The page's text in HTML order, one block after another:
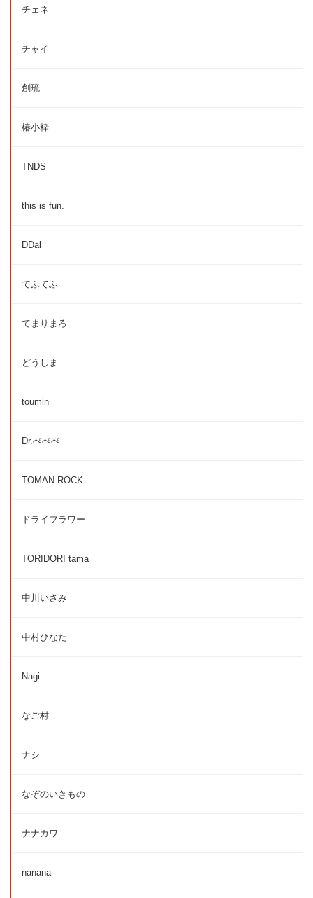
チェネ
チャイ
創琉
椿小粋
TNDS
this is fun.
DDal
てふてふ
てまりまろ
どうしま
toumin
Dr.ぺぺぺ
TOMAN ROCK
ドライフラワー
TORIDORI tama
中川いさみ
中村ひなた
Nagi
なご村
ナシ
なぞのいきもの
ナナカワ
nanana